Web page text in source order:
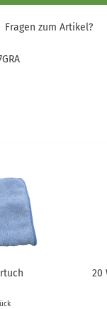
Fragen zum Artikel?
20